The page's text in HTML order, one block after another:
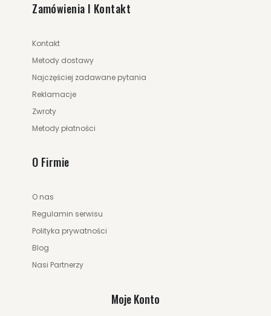
Zamówienia I Kontakt
Kontakt
Metody dostawy
Najczęściej zadawane pytania
Reklamacje
Zwroty
Metody płatności
O Firmie
O nas
Regulamin serwisu
Polityka prywatności
Blog
Nasi Partnerzy
Moje Konto